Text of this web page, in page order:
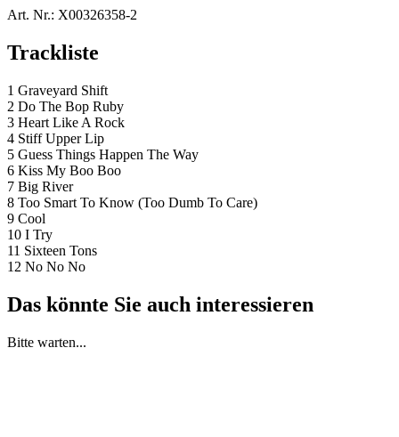
Art. Nr.: X00326358-2
Trackliste
1 Graveyard Shift
2 Do The Bop Ruby
3 Heart Like A Rock
4 Stiff Upper Lip
5 Guess Things Happen The Way
6 Kiss My Boo Boo
7 Big River
8 Too Smart To Know (Too Dumb To Care)
9 Cool
10 I Try
11 Sixteen Tons
12 No No No
Das könnte Sie auch interessieren
Bitte warten...